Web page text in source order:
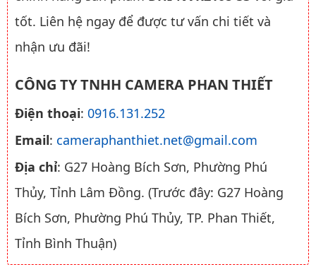
tốt. Liên hệ ngay để được tư vấn chi tiết và
nhận ưu đãi!
CÔNG TY TNHH CAMERA PHAN THIẾT
Điện thoại: 0916.131.252
Email: cameraphanthiet.net@gmail.com
Địa chỉ: G27 Hoàng Bích Sơn, Phường Phú
Thủy, Tỉnh Lâm Đồng. (Trước đây: G27 Hoàng
Bích Sơn, Phường Phú Thủy, TP. Phan Thiết,
Tỉnh Bình Thuận)